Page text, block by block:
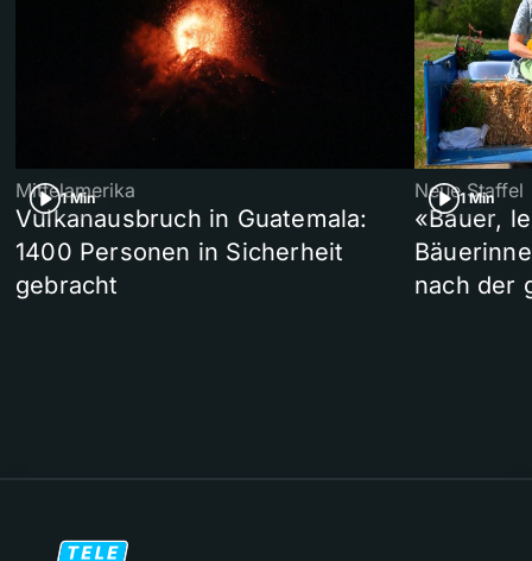
1 Min
Mittelamerika
Vulkanausbruch in Guatemala:
1400 Personen in Sicherheit
gebracht
1 Min
Neue Staffel
«Bauer,
nach der